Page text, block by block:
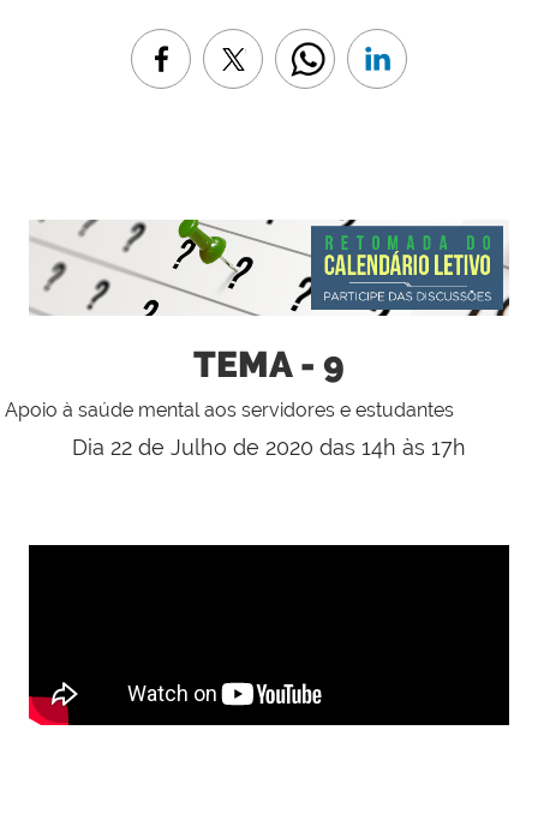
TEMA - 9
Apoio à saúde mental aos servidores e estudantes
Dia 22 de Julho de 2020 das 14h às 17h